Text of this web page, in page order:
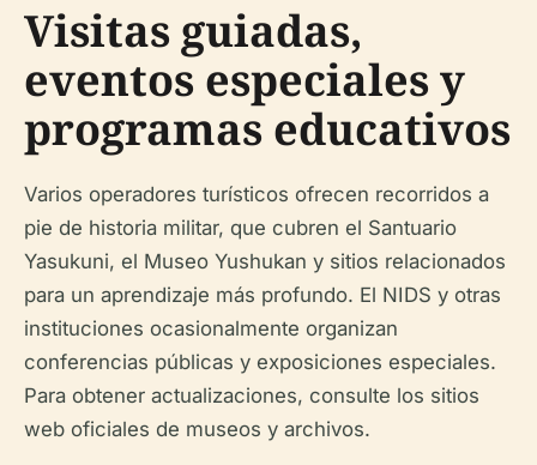
Visitas guiadas,
eventos especiales y
programas educativos
Varios operadores turísticos ofrecen recorridos a
pie de historia militar, que cubren el Santuario
Yasukuni, el Museo Yushukan y sitios relacionados
para un aprendizaje más profundo. El NIDS y otras
instituciones ocasionalmente organizan
conferencias públicas y exposiciones especiales.
Para obtener actualizaciones, consulte los sitios
web oficiales de museos y archivos.